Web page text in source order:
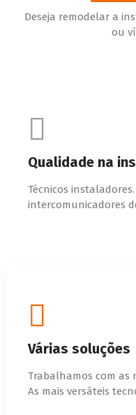
Deseja remodelar a
ou
Qualidade na
Técnicos
intercomunicadores
Várias soluções
Trabalhamos com as
As mais versáteis